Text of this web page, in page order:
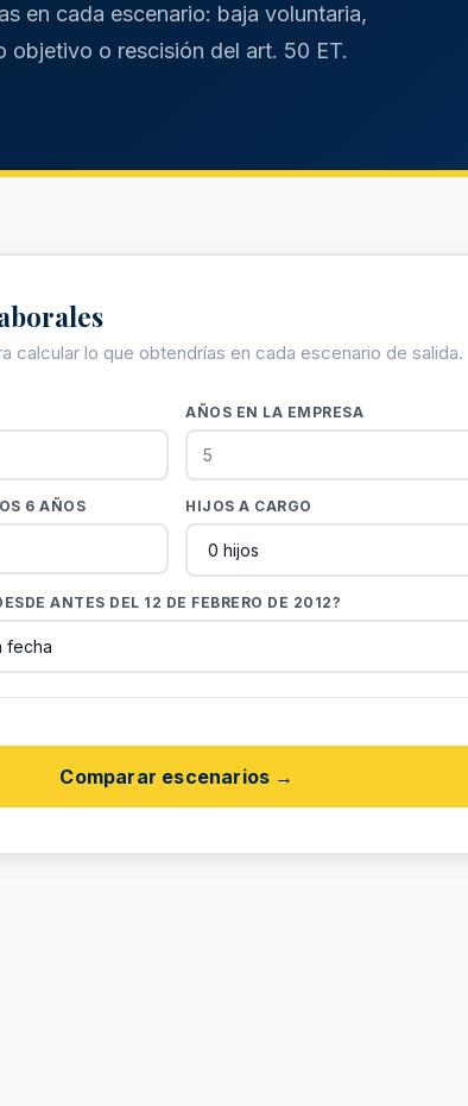
en cada escenario: baja voluntaria,
o rescisión del art. 50 ET.
calcular lo que obtendrías en cada escenario de salida.
AÑOS EN LA EMPRESA
6 AÑOS HIJOS A CARGO
ANTES DEL 12 DE FEBRERO DE 2012?
Comparar escenarios →